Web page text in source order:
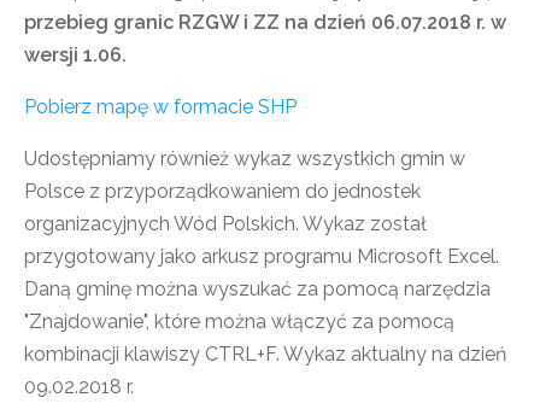
przebieg granic RZGW i ZZ na dzień 06.07.2018 r. w
wersji 1.06.
Pobierz mapę w formacie SHP
Udostępniamy również wykaz wszystkich gmin w
Polsce z przyporządkowaniem do jednostek
organizacyjnych Wód Polskich. Wykaz został
przygotowany jako arkusz programu Microsoft Excel.
Daną gminę można wyszukać za pomocą narzędzia
"Znajdowanie", które można włączyć za pomocą
kombinacji klawiszy CTRL+F. Wykaz aktualny na dzień
09.02.2018 r.